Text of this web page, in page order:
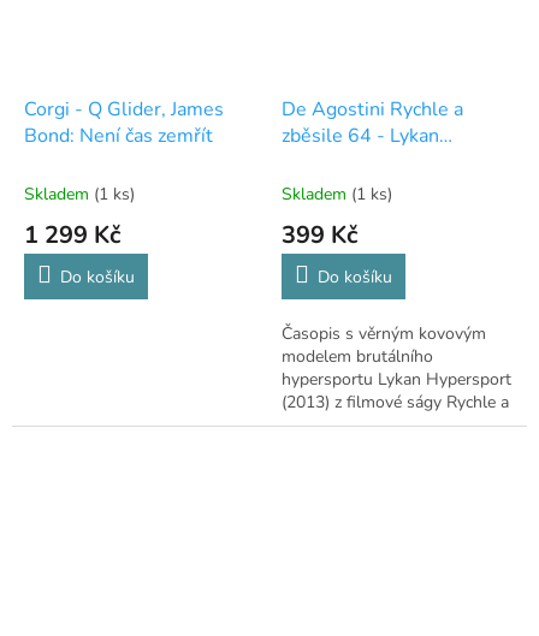
Corgi - Q Glider, James
Bond: Není čas zemřít
Skladem (1 ks)
1 299 Kč
Do košíku
De Agostini Rychle a
zběsile 64 - Lykan
Skladem (1 ks)
399 Kč
Do košíku
Časopis s věrným kovovým
modelem brutálního
hypersportu Lykan Hypersport
(2013) z filmové ságy Rychle a
zběsile v měřítku 1:43.